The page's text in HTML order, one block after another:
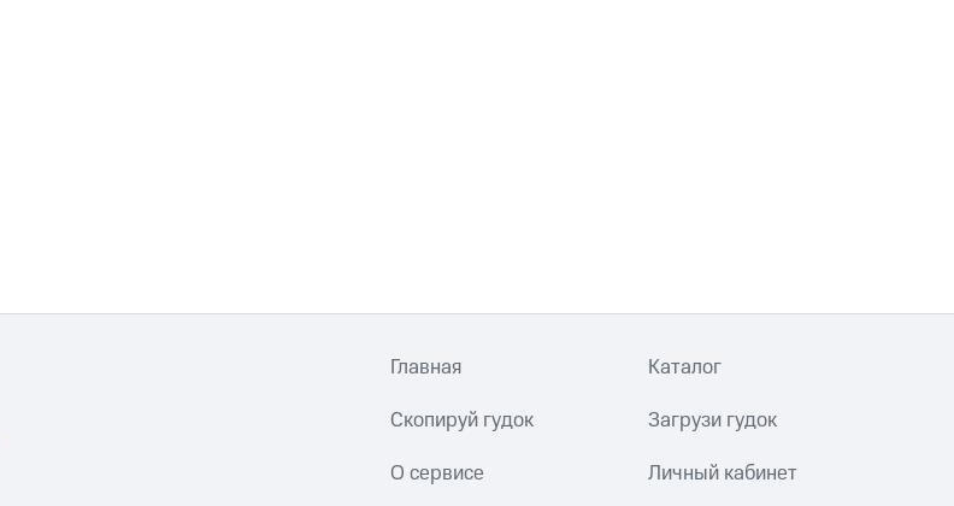
Главная Каталог
Скопируй гудок Загрузи гудок
О сервисе Личный кабинет